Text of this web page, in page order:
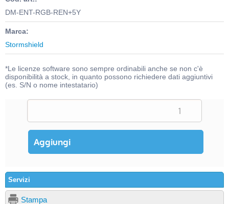
DM-ENT-RGB-REN+5Y
Marca:
Stormshield
*Le licenze software sono sempre ordinabili anche se non c'è
disponibilità a stock, in quanto possono richiedere dati aggiuntivi
(es. S/N o nome intestatario)
Servizi
Stampa